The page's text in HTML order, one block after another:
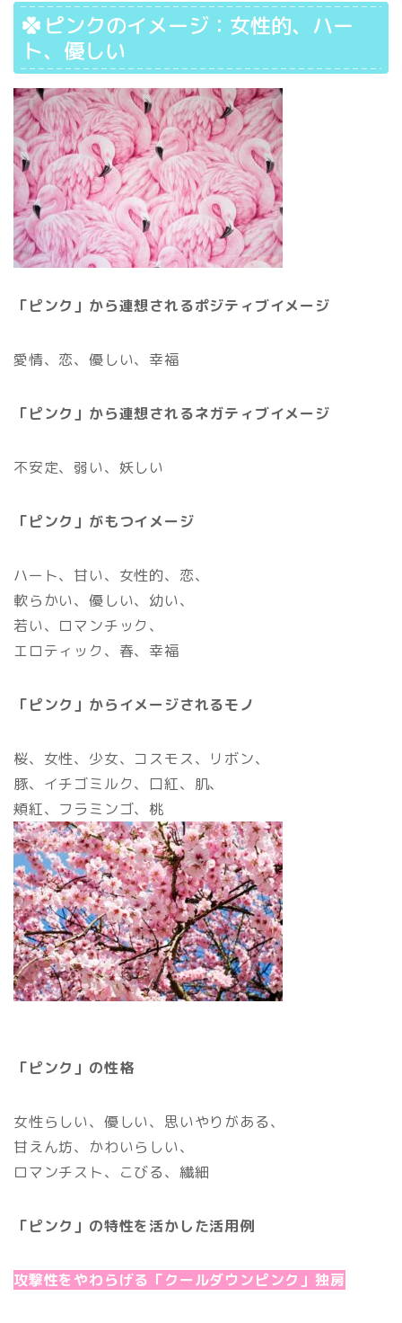
ピンクのイメージ：女性的、ハー
ト、優しい
「ピンク」から連想されるポジティブイメージ
愛情、恋、優しい、幸福
「ピンク」から連想されるネガティブイメージ
不安定、弱い、妖しい
「ピンク」がもつイメージ
ハート、甘い、女性的、恋、
軟らかい、優しい、幼い、
若い、ロマンチック、
エロティック、春、幸福
「ピンク」からイメージされるモノ
桜、女性、少女、コスモス、リボン、
豚、イチゴミルク、口紅、肌、
頬紅、フラミンゴ、桃
「ピンク」の性格
女性らしい、優しい、思いやりがある、
甘えん坊、かわいらしい、
ロマンチスト、こびる、繊細
「ピンク」の特性を活かした活用例
攻撃性をやわらげる「クールダウンピンク」独房